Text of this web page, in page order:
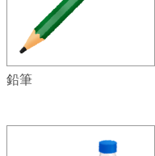
鉛筆